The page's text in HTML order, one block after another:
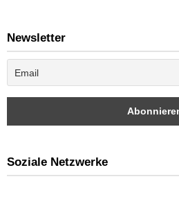
Newsletter
Soziale Netzwerke